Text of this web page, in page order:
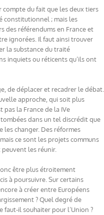
du fait que les deux tiers
constitutionnel ; mais les
des référendums en France et
ignorées. Il faut ainsi trouver
la substance du traité
inquiets ou réticents qu’ils ont
de déplacer et recadrer le débat.
approche, qui soit plus
pas la France de la IVe
dans un tel discrédit que
changer. Des réformes
ce sont les projets communs
les réunir.
être plus étroitement
à poursuivre. Sur certains
à créer entre Européens
? Quel degré de
il souhaiter pour l’Union ?